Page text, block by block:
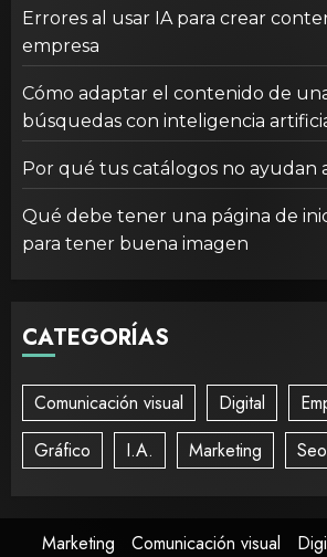
Errores al usar IA para crear
empresa
Cómo adaptar el contenido de
búsquedas con inteligencia
Por qué tus catálogos no ayudan
Qué debe tener una página de
para tener buena imagen
CATEGORÍAS
Comunicación visual Digital
Gráfico
I.A. Marketing Seo
Marketing Comunicación visual